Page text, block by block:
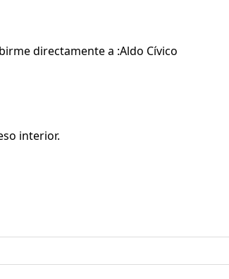
directamente a :Aldo Cívico
interior.